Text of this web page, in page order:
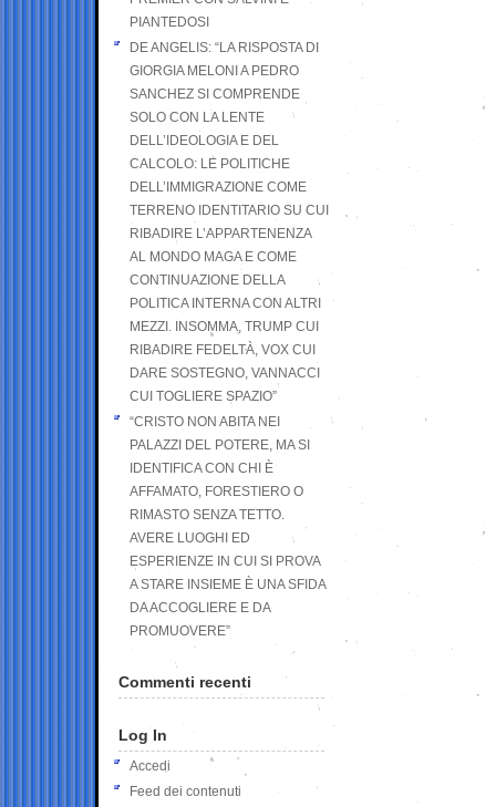
PIANTEDOSI
DE ANGELIS: “LA RISPOSTA DI
GIORGIA MELONI A PEDRO
SANCHEZ SI COMPRENDE
SOLO CON LA LENTE
DELL’IDEOLOGIA E DEL
CALCOLO: LE POLITICHE
DELL’IMMIGRAZIONE COME
TERRENO IDENTITARIO SU CUI
RIBADIRE L’APPARTENENZA
AL MONDO MAGA E COME
CONTINUAZIONE DELLA
POLITICA INTERNA CON ALTRI
MEZZI. INSOMMA, TRUMP CUI
RIBADIRE FEDELTÀ, VOX CUI
DARE SOSTEGNO, VANNACCI
CUI TOGLIERE SPAZIO”
“CRISTO NON ABITA NEI
PALAZZI DEL POTERE, MA SI
IDENTIFICA CON CHI È
AFFAMATO, FORESTIERO O
RIMASTO SENZA TETTO.
AVERE LUOGHI ED
ESPERIENZE IN CUI SI PROVA
A STARE INSIEME È UNA SFIDA
DA ACCOGLIERE E DA
PROMUOVERE”
Commenti recenti
Log In
Accedi
Feed dei contenuti